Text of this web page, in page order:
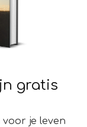
gratis
je leven